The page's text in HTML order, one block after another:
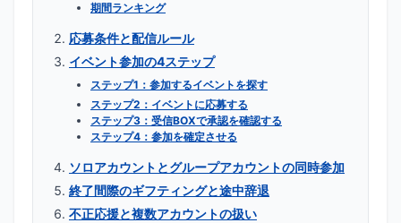
期間ランキング
応募条件と配信ルール
イベント参加の4ステップ
ステップ1：参加するイベントを探す
ステップ2：イベントに応募する
ステップ3：受信BOXで承認を確認する
ステップ4：参加を確定させる
ソロアカウントとグループアカウントの同時参加
終了間際のギフティングと途中辞退
不正応援と複数アカウントの扱い